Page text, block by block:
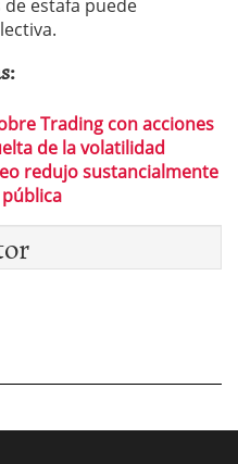
estafa puede
Trading con acciones
de la volatilidad
redujo sustancialmente